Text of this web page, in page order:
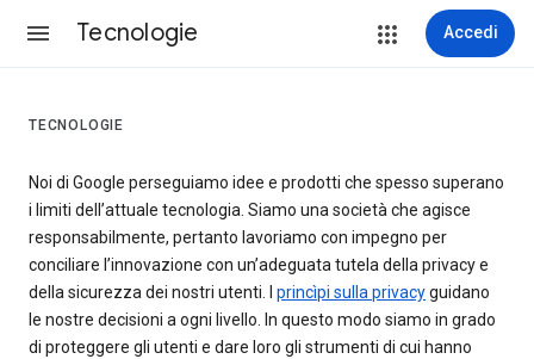
Tecnologie Accedi
TECNOLOGIE
Noi di Google perseguiamo idee e prodotti che spesso superano
i limiti dell’attuale tecnologia. Siamo una società che agisce
responsabilmente, pertanto lavoriamo con impegno per
conciliare l’innovazione con un’adeguata tutela della privacy e
della sicurezza dei nostri utenti. I princìpi sulla privacyguidano
le nostre decisioni a ogni livello. In questo modo siamo in grado
di proteggere gli utenti e dare loro gli strumenti di cui hanno